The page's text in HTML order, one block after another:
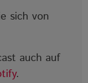
sich von
auch auf
.